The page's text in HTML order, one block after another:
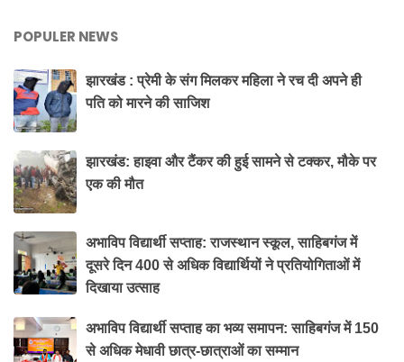
POPULER NEWS
झारखंड : प्रेमी के संग मिलकर महिला ने रच दी अपने ही
पति को मारने की साजिश
झारखंड: हाइवा और टैंकर की हुई सामने से टक्कर, मौके पर
एक की मौत
अभाविप विद्यार्थी सप्ताह: राजस्थान स्कूल, साहिबगंज में
दूसरे दिन 400 से अधिक विद्यार्थियों ने प्रतियोगिताओं में
दिखाया उत्साह
अभाविप विद्यार्थी सप्ताह का भव्य समापन: साहिबगंज में 150
से अधिक मेधावी छात्र-छात्राओं का सम्मान